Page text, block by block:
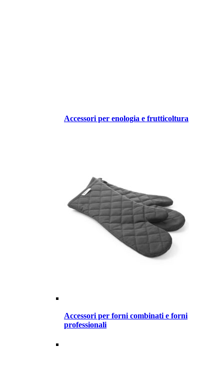
Accessori per enologia e frutticoltura
Accessori per forni combinati e forni
professionali